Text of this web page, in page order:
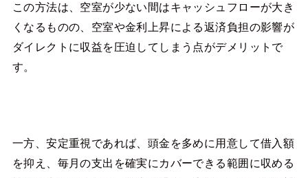
この方法は、空室が少ない間はキャッシュフローが大き
くなるものの、空室や金利上昇による返済負担の影響が
ダイレクトに収益を圧迫してしまう点がデメリットで
す。
一方、安定重視であれば、頭金を多めに用意して借入額
を抑え、毎月の支出を確実にカバーできる範囲に収める